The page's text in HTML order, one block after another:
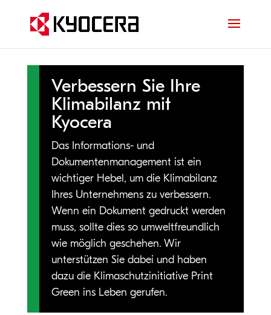
Verbessern Sie Ihre
Klimabilanz mit
Kyocera
Das Informations- und
Dokumentenmanagement ist ein
wichtiger Hebel, um die Klimabilanz
Ihres Unternehmens zu verbessern.
Wenn ein Dokument gedruckt werden
muss, sollte dies so umweltfreundlich
wie möglich geschehen. Wir
unterstützen Sie dabei und haben
dazu die Klimaschutzinitiative Print
Green ins Leben gerufen.